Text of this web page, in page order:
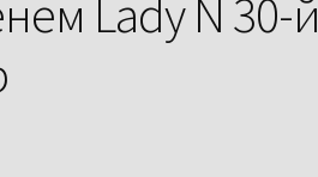
Lady N 30-й